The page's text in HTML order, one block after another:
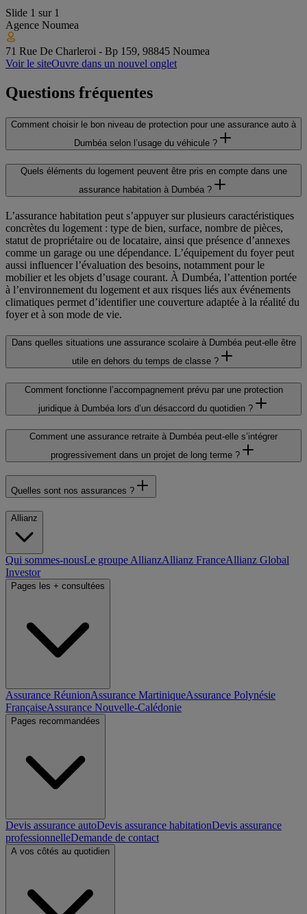
Slide 1 sur 1
Agence Noumea
71 Rue De Charleroi - Bp 159, 98845 Noumea
Voir le siteOuvre dans un nouvel onglet
Questions fréquentes
Comment choisir le bon niveau de protection pour une assurance auto à
Dumbéa selon l’usage du véhicule ?
Quels éléments du logement peuvent être pris en compte dans une
assurance habitation à Dumbéa ?
L’assurance habitation peut s’appuyer sur plusieurs caractéristiques
concrètes du logement : type de bien, surface, nombre de pièces,
statut de propriétaire ou de locataire, ainsi que présence d’annexes
comme un garage ou une dépendance. L’équipement du foyer peut
aussi influencer l’évaluation des besoins, notamment pour le
mobilier et les objets d’usage courant. À Dumbéa, l’attention portée
à l’environnement du logement et aux risques liés aux événements
climatiques permet d’identifier une couverture adaptée à la réalité du
foyer et à son mode de vie.
Dans quelles situations une assurance scolaire à Dumbéa peut-elle être
utile en dehors du temps de classe ?
Comment fonctionne l’accompagnement prévu par une protection
juridique à Dumbéa lors d’un désaccord du quotidien ?
Comment une assurance retraite à Dumbéa peut-elle s’intégrer
progressivement dans un projet de long terme ?
Quelles sont nos assurances ?
Allianz
Qui sommes-nousLe groupe AllianzAllianz FranceAllianz Global
Investor
Pages les + consultées
Assurance RéunionAssurance MartiniqueAssurance Polynésie
FrançaiseAssurance Nouvelle-Calédonie
Pages recommandées
Devis assurance autoDevis assurance habitationDevis assurance
professionnelleDemande de contact
A vos côtés au quotidien